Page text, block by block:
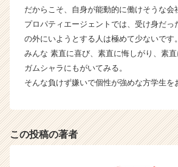
e
C
a
r
e
r）
だからこそ、自身が能動的に働けそうな会
プロパティエージェントでは、受け身だっ
の外にいようとする人は極めて少ないです。
みんな 素直に喜び、素直に悔しがり、素
ガムシャラにもがいてみる。
そんな負けず嫌いで個性が強めな方学生を
この投稿の著者